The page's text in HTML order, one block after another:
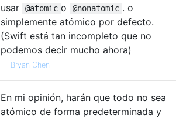
usar
@atomic o @nonatomic . o
simplemente atómico por defecto.
(Swift está tan incompleto que no
podemos decir mucho ahora)
— Bryan Chen
En mi opinión, harán que todo no sea
atómico de forma predeterminada y